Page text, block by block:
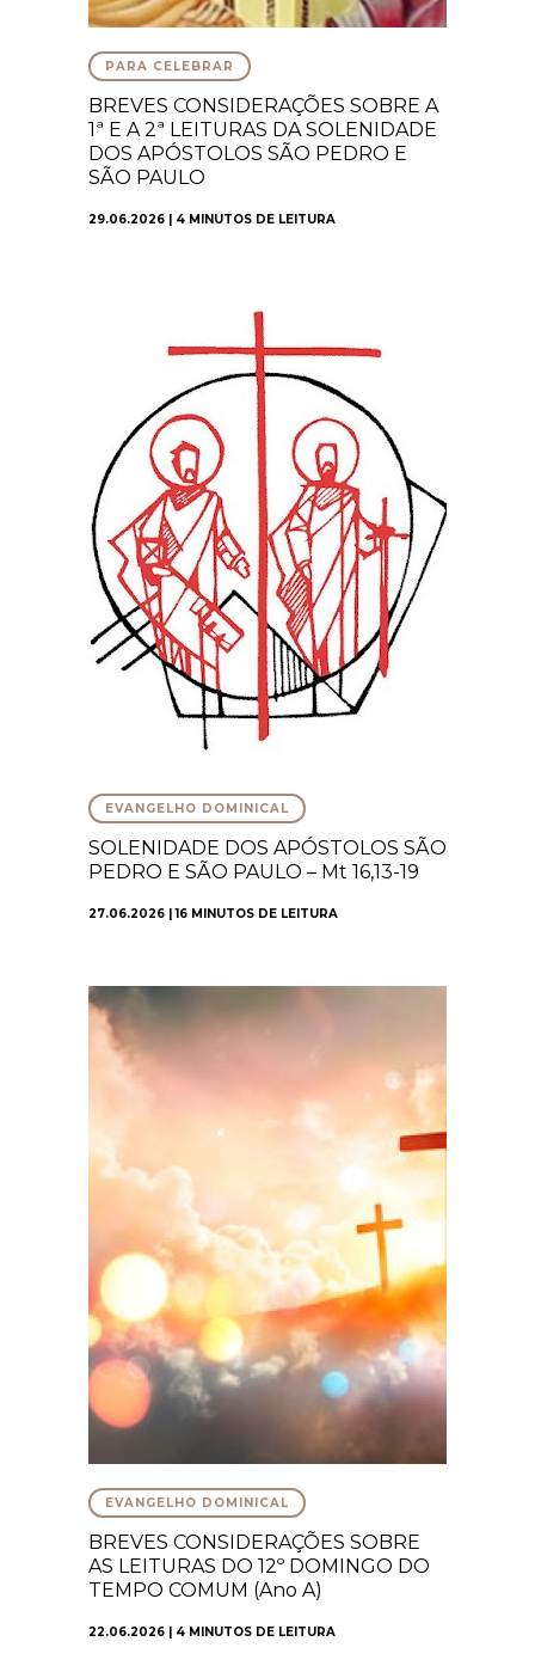
PARA CELEBRAR
BREVES CONSIDERAÇÕES SOBRE A
1ª E A 2ª LEITURAS DA SOLENIDADE
DOS APÓSTOLOS SÃO PEDRO E
SÃO PAULO
29.06.2026 | 4 MINUTOS DE LEITURA
EVANGELHO DOMINICAL
SOLENIDADE DOS APÓSTOLOS SÃO
PEDRO E SÃO PAULO – Mt 16,13-19
27.06.2026 | 16 MINUTOS DE LEITURA
EVANGELHO DOMINICAL
BREVES CONSIDERAÇÕES SOBRE
AS LEITURAS DO 12º DOMINGO DO
TEMPO COMUM (Ano A)
22.06.2026 | 4 MINUTOS DE LEITURA